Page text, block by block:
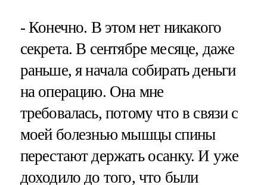
- Конечно. В этом нет никакого
секрета. В сентябре месяце, даже
раньше, я начала собирать деньги
на операцию. Она мне
требовалась, потому что в связи с
моей болезнью мышцы спины
перестают держать осанку. И уже
доходило до того, что были